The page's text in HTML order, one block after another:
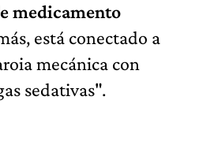
medicamento
está conectado a
mecánica con
sedativas".